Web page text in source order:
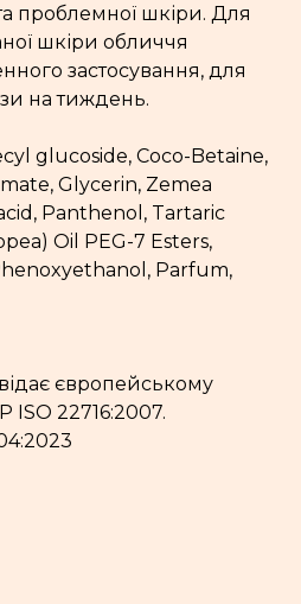
проблемної шкіри. Для
шкіри обличчя
застосування, для
на тиждень.
glucoside, Coco-Betaine,
Glycerin, Zemea
Panthenol, Tartaric
Oil PEG-7 Esters,
Parfum,
європейському
ISO 22716:2007.